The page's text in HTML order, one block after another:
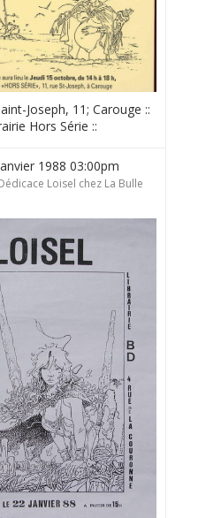
Joseph, 11; Carouge ::
Hors Série ::
1988 03:00pm
Loisel chez La Bulle